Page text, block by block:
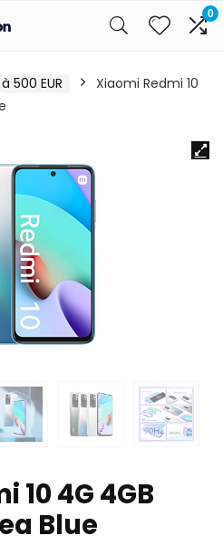
0
500 EUR
Xiaomi Redmi 10
10 4G 4GB
Blue